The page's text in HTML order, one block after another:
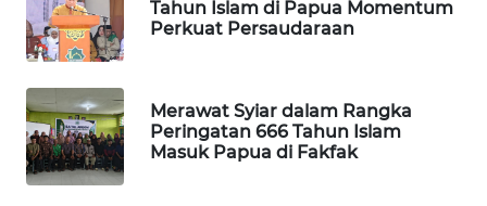
Tahun Islam di Papua Momentum
Perkuat Persaudaraan
Merawat Syiar dalam Rangka
Peringatan 666 Tahun Islam
Masuk Papua di Fakfak
ID
CO ID
WAHANANEWS
NET